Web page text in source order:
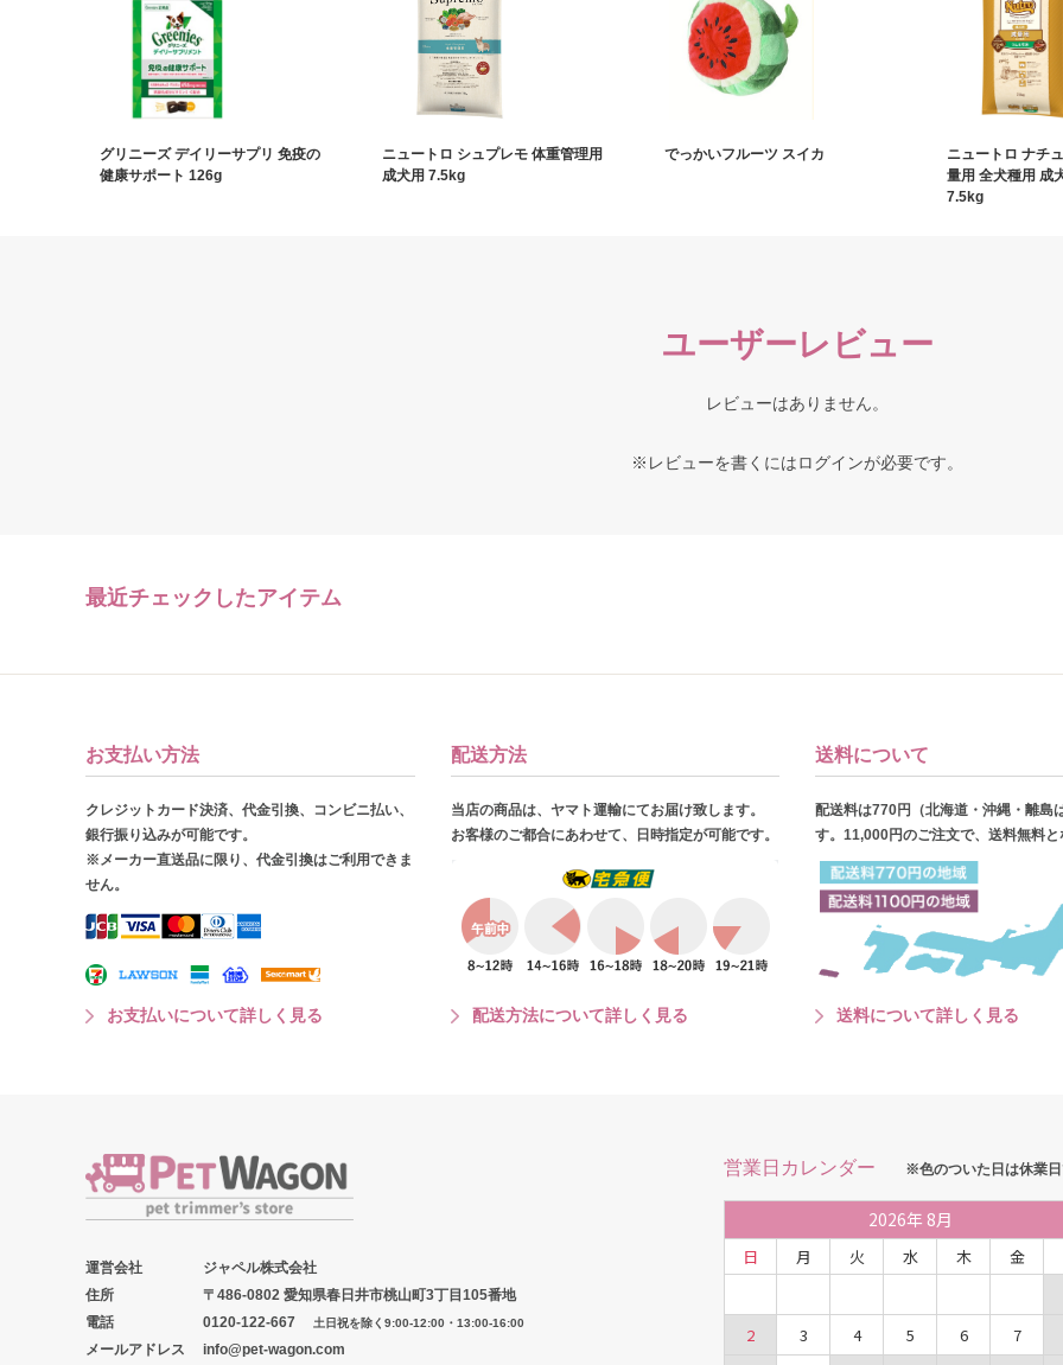
グリニーズ デイリーサプリ 免疫の
健康サポート 126g
ニュートロ シュプレモ 体重管理用
成犬用 7.5kg
でっかいフルーツ スイカ
ニュートロ ナチ
量用 全犬種用 成
7.5kg
ユーザーレビュー
レビューはありません。
※レビューを書くにはログインが必要です。
最近チェックしたアイテム
お支払い方法
クレジットカード決済、代金引換、コンビニ払い、
銀行振り込みが可能です。
※メーカー直送品に限り、代金引換はご利用できま
せん。
お支払いについて詳しく見る
配送方法
当店の商品は、ヤマト運輸にてお届け致します。
お客様のご都合にあわせて、日時指定が可能です。
配送方法について詳しく見る
送料について
配送料は770円（北海道・沖縄・離島
す。11,000円のご注文で、送料無料
送料について詳しく見る
運営会社
ジャペル株式会社
住所
〒486-0802 愛知県春日井市桃山町3丁目105番地
電話
0120-122-667 土日祝を除く9:00-12:00・13:00-16:00
メールアドレス info@pet-wagon.com
営業日カレンダー ※色のついた日は休業
2026年 8月
日 月 火 水 木 金
2 3 4 5 6
7